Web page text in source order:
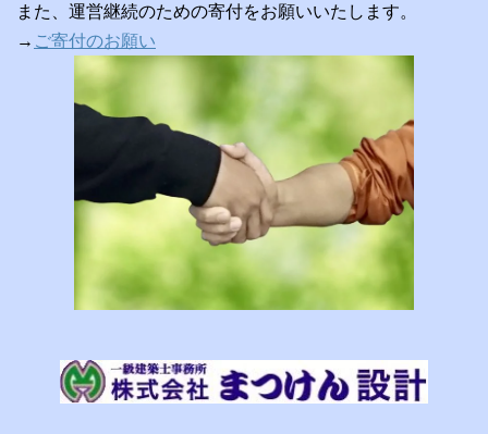
また、運営継続のための寄付をお願いいたします。
→ ご寄付のお願い